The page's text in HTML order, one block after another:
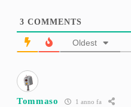
3 COMMENTS
Oldest
Tommaso 1 anno fa